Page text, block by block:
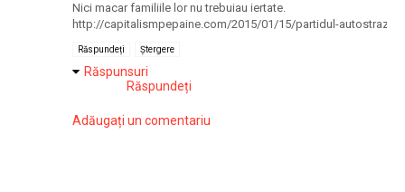
Nici macar familiile lor nu trebuiau iertate.
http://capitalismpepaine.com/2015/01/15/partidul-
Răspundeți Ștergere
Răspunsuri
Răspundeți
Adăugați un comentariu